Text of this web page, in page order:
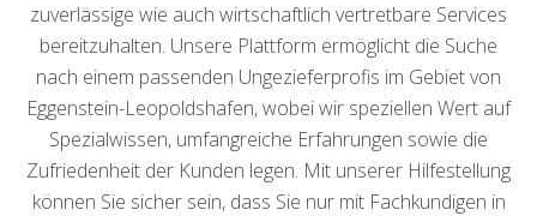
zuverlässige wie auch wirtschaftlich vertretbare Services
bereitzuhalten. Unsere Plattform ermöglicht die Suche
nach einem passenden Ungezieferprofis im Gebiet von
Eggenstein-Leopoldshafen, wobei wir speziellen Wert auf
Spezialwissen, umfangreiche Erfahrungen sowie die
Zufriedenheit der Kunden legen. Mit unserer Hilfestellung
können Sie sicher sein, dass Sie nur mit Fachkundigen in